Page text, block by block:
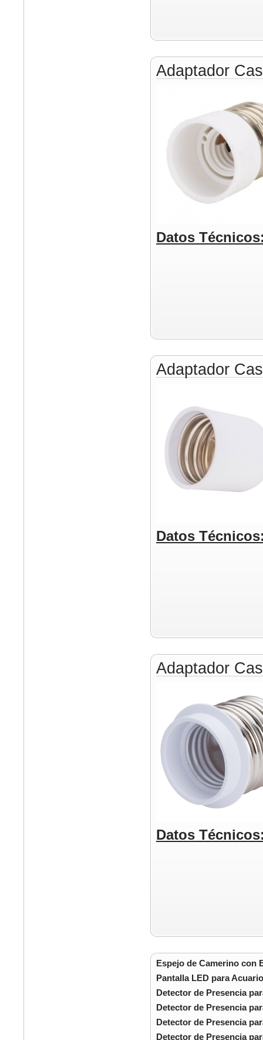
Adaptador
Datos
Adaptador
Datos
Adaptador
Datos
Espejo de Camerino con
Pantalla LED para
Detector de Presencia
Detector de Presencia
Detector de Presencia
Detector de Presencia